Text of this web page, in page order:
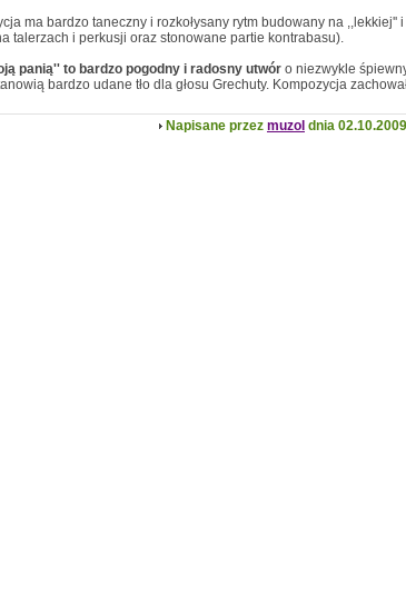
ma bardzo taneczny i rozkołysany rytm budowany na
talerzach i perkusji oraz stonowane partie kontrabasu).
panią'' to bardzo pogodny i radosny utwór o niezwykle
bardzo udane tło dla głosu Grechuty. Kompozycja
Napisane przez muzol dnia 02.10.2009